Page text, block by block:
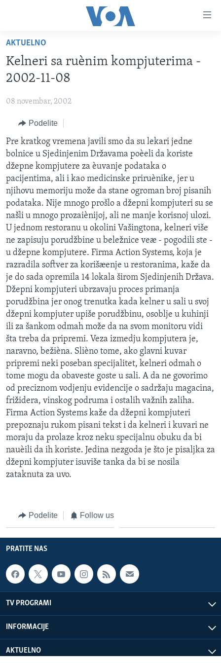
glavni
sadržaj
Idi
na
glavnu
pretragu
NASLOVNA
BALKAN
GLOBALNE TEME
EKONOMIJA
NAUKA I TEHNOLOGIJA
MEDICINA
KULTURA
DRUŠTVO
SPORT
INTERVJU
OTVORENI STUDIO
IZ AMERIKE
PRATITE NAS
Jezici
AKTUELNO
Kelneri sa ruènim kompjuterima -
2002-11-08
08 novembar, 2002
Podelite
Pre kratkog vremena javili smo da su lekari jedne
bolnice u Sjedinjenim Državama poèeli da koriste
džepne kompjutere za èuvanje podataka o
pacijentima, ali i kao medicinske priruènike, jer u
njihovu memoriju može da stane ogroman broj pisanih
podataka. Nije mnogo prošlo a džepni kompjuteri su se
našli u mnogo prozaiènijoj, ali ne manje korisnoj ulozi.
U jednom restoranu u okolini Vašingtona, kelneri više
ne zapisuju porudžbine u beležnice veæ - pogodili ste -
u džepne kompjutere. Firma Action Systems, koja je
razradila softver za korišæenje u restoranima, kaže da
je do sada opremila 14 lokala širom Sjedinjenih Država.
Džepni kompjuteri ubrzavaju proces primanja
porudžbina jer onog trenutka kada kelner u sali u svoj
džepni kompjuter upiše porudžbinu, osoblje u kuhinji
ili za šankom odmah može da na svom monitoru vidi
šta treba da pripremi. Veza izmedju kompjutera je,
naravno, bežièna. Slièno tome, ako glavni kuvar
pripremi neki poseban specijalitet, kelneri odmah o
tome mogu da obaveste goste u sali. A da ne govorimo
od preciznom vodjenju evidencije o sadržaju magacina,
frižidera, vinskog podruma i ostalih važnih zaliha.
Firma Action Systems kaže da džepni kompjuteri
prepoznaju rukom pisani tekst i da kelneri i kuvari ne
moraju da prolaze kroz neku specijalnu obuku da bi
nauèili da ih koriste. Jedina nezgoda je što je pisaljka za
džepni kompjuter isuviše tanka da bi se nosila
zataknuta za uvo.
Podelite Follow us
PRATITE NAS
TV PROGRAMI
INFORMACIJE
AKTUELNO